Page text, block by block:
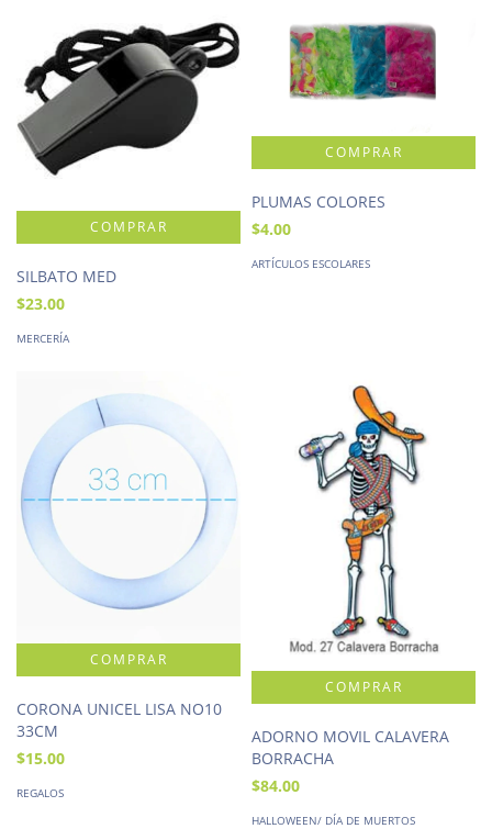
SILBATO MED
$23.00
MERCERÍA
PLUMAS COLORES
$4.00
ARTÍCULOS ESCOLARES
CORONA UNICEL LISA NO10
33CM
$15.00
REGALOS
ADORNO MOVIL CALAVERA
BORRACHA
$84.00
HALLOWEEN/ DÍA DE MUERTOS